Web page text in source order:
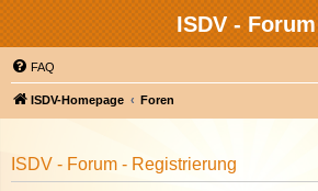
ISDV - Forum
FAQ
ISDV-Homepage Foren
ISDV - Forum - Registrierung